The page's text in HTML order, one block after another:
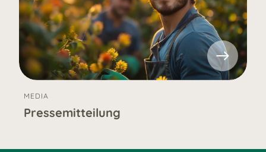
MEDIA
Pressemitteilung